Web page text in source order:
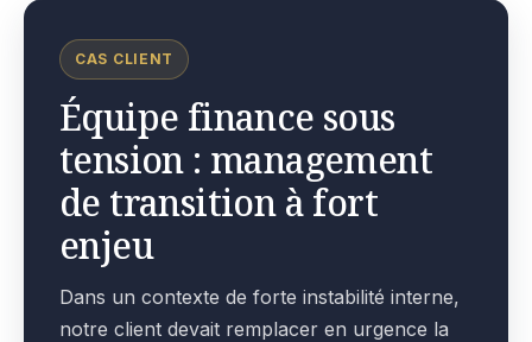
CAS CLIENT
Équipe finance sous
tension : management
de transition à fort
enjeu
Dans un contexte de forte instabilité interne,
notre client devait remplacer en urgence la